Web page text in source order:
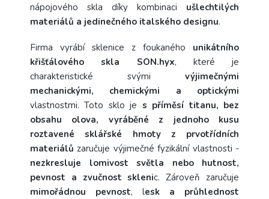
nápojového skla díky kombinaci ušlechtilých
materiálů a jedinečného italského designu.
Firma vyrábí sklenice z foukaného unikátního
křišťálového skla SON.hyx, které je
charakteristické svými výjimečnými
mechanickými, chemickými a optickými
vlastnostmi. Toto sklo je s příměsí titanu, bez
obsahu olova, vyráběné z jednoho kusu
roztavené sklářské hmoty z prvotřídních
materiálů zaručuje výjimečné fyzikální vlastnosti -
nezkresluje lomivost světla nebo hutnost,
pevnost a zvučnost sklenic. Zároveň zaručuje
mimořádnou pevnost, lesk a průhlednost